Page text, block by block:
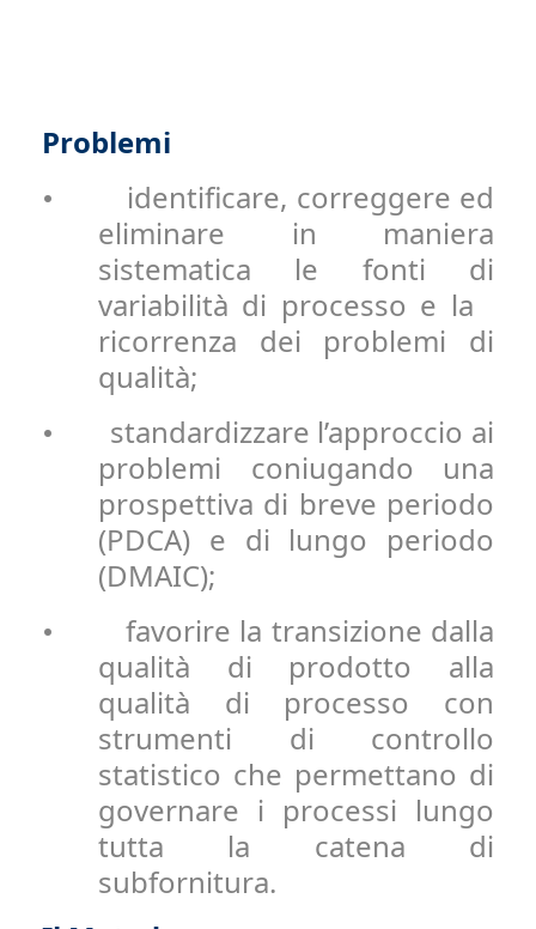
Problemi
•
identificare, correggere ed
eliminare in maniera
sistematica le fonti di
variabilità di processo e la
ricorrenza dei problemi di
qualità;
•
standardizzare l’approccio ai
problemi coniugando una
prospettiva di breve periodo
(PDCA) e di lungo periodo
(DMAIC);
•
favorire la transizione dalla
qualità di prodotto alla
qualità di processo con
strumenti di controllo
statistico che permettano di
governare i processi lungo
tutta la catena di
subfornitura.